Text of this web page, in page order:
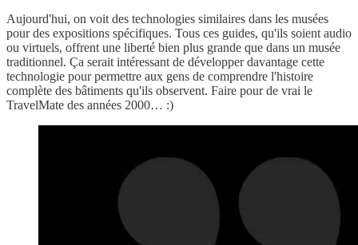
Aujourd'hui, on voit des technologies similaires dans les musées
pour des expositions spécifiques. Tous ces guides, qu'ils soient audio
ou virtuels, offrent une liberté bien plus grande que dans un musée
traditionnel. Ça serait intéressant de développer davantage cette
technologie pour permettre aux gens de comprendre l'histoire
complète des bâtiments qu'ils observent. Faire pour de vrai le
TravelMate des années 2000… :)